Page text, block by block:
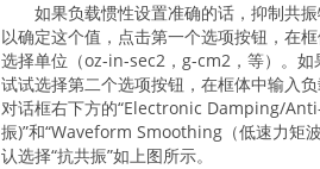
如果负载惯性设置准确的话，抑制共振
以确定这个值，点击第一个选项按钮，在
选择单位（oz-in-sec2，g-cm2，等）。如
试试选择第二个选项按钮，在框体中输入
对话框右下方的“Electronic Damping/
振)”和“Waveform Smoothing（低速力矩
认选择“抗共振”如上图所示。